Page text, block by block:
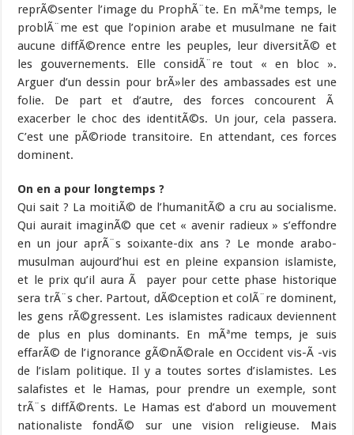
reprÃ©senter l’image du ProphÃ¨te. En mÃªme temps, le
problÃ¨me est que l’opinion arabe et musulmane ne fait
aucune diffÃ©rence entre les peuples, leur diversitÃ© et
les gouvernements. Elle considÃ¨re tout « en bloc ».
Arguer d’un dessin pour brÃ»ler des ambassades est une
folie. De part et d’autre, des forces concourent Ã
exacerber le choc des identitÃ©s. Un jour, cela passera.
C’est une pÃ©riode transitoire. En attendant, ces forces
dominent.
On en a pour longtemps ?
Qui sait ? La moitiÃ© de l’humanitÃ© a cru au socialisme.
Qui aurait imaginÃ© que cet « avenir radieux » s’effondre
en un jour aprÃ¨s soixante-dix ans ? Le monde arabo-
musulman aujourd’hui est en pleine expansion islamiste,
et le prix qu’il aura Ã payer pour cette phase historique
sera trÃ¨s cher. Partout, dÃ©ception et colÃ¨re dominent,
les gens rÃ©gressent. Les islamistes radicaux deviennent
de plus en plus dominants. En mÃªme temps, je suis
effarÃ© de l’ignorance gÃ©nÃ©rale en Occident vis-Ã -vis
de l’islam politique. Il y a toutes sortes d’islamistes. Les
salafistes et le Hamas, pour prendre un exemple, sont
trÃ¨s diffÃ©rents. Le Hamas est d’abord un mouvement
nationaliste fondÃ© sur une vision religieuse. Mais